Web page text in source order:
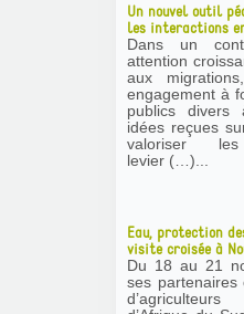
Un nouvel outil
les interactions
Dans un
attention
aux
engagement à
publics divers
idées reçues
valoriser
levier (…)...
Eau, protection
visite croisée à
Du 18 au 21
ses partenaires